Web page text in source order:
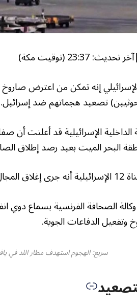
|آخر تحديث:23:37 (توقيت مكة)
إنه تمكن من اعترض
تصعيد هجماتهم ضد إسرائيل.
الداخلية الإسرائيلية قد أعلنت
البحر الميت بعيد رصد إطلاق
من اليمن.
وكالة الصحافة الفرنسية بسماع
وتفعيل الدفاعات الجوية.
سريع: الهجوم استهدف مطار اللد في